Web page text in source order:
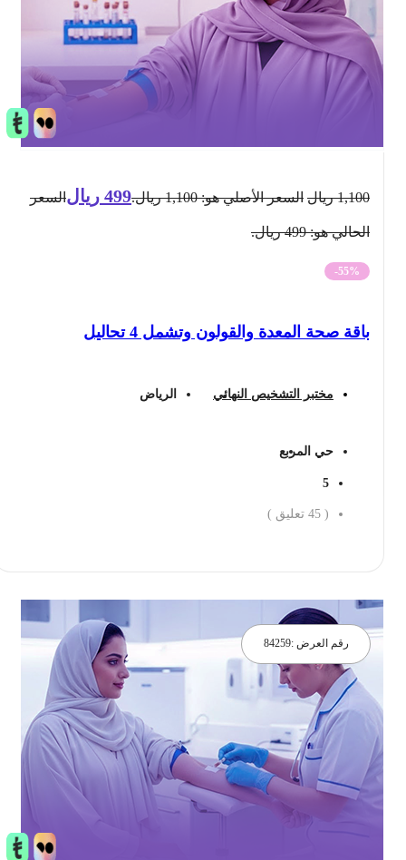
1,100 ريال السعر الأصلي هو: 1,100 ريال. 499 ريال السعر
الحالي هو: 499 ريال.
-55%
باقة صحة المعدة والقولون وتشمل 4 تحاليل
مختبر التشخيص النهائي الرياض
حي المربع
45 تعليق )
رقم العرض :84259